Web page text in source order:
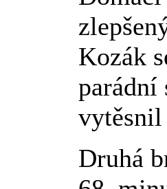
Kozák
parádní
vytěsnil
Druhá